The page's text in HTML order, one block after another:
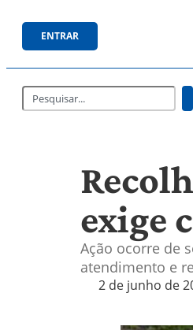
ENTRAR
exige
Ação ocorre de
atendimento e
2 de junho de